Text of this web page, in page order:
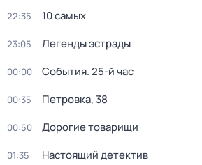
22:35 10 самых
23:05 Легенды эстрады
00:00 События. 25-й час
00:35 Петровка, 38
00:50 Дорогие товарищи
01:35 Настоящий детектив